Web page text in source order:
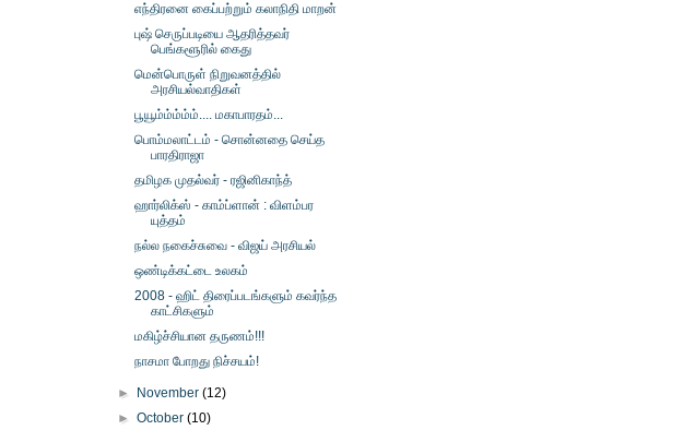
எந்திரனை கைப்பற்றும் கலாநிதி மாறன்
புஷ் செருப்படியை ஆதரித்தவர்
பெங்களூரில் கைது
மென்பொருள் நிறுவனத்தில்
அரசியல்வாதிகள்
பூயூம்ம்ம்ம்ம்.... மகாபாரதம்...
பொம்மலாட்டம் - சொன்னதை செய்த
பாரதிராஜா
தமிழக முதல்வர் - ரஜினிகாந்த்
ஹார்லிக்ஸ் - காம்ப்ளான் : விளம்பர
யுத்தம்
நல்ல நகைச்சுவை - விஜய் அரசியல்
ஒண்டிக்கட்டை உலகம்
2008 - ஹிட் திரைப்படங்களும் கவர்ந்த
காட்சிகளும்
மகிழ்ச்சியான தருணம்!!!
நாசமா போறது நிச்சயம்!
► November(12)
►October(10)